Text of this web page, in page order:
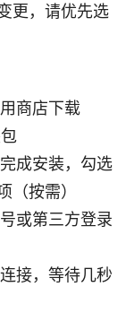
更，请优先选
商店下载
成安装，勾选
（按需）
或第三方登录
接，等待几秒